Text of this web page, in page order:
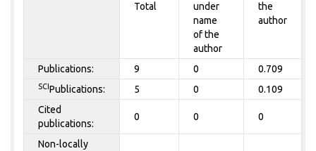
Total
under
name
of the
author
the
author
Publications: 9 0 0.709
SCIPublications: 5 0 0.109
Cited
publications:
0 0 0
Non-locally